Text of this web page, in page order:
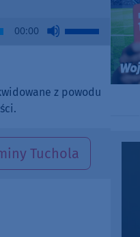
00:00
Use
Up/Down
to
decrease
volume.
z powodu
Tuchola